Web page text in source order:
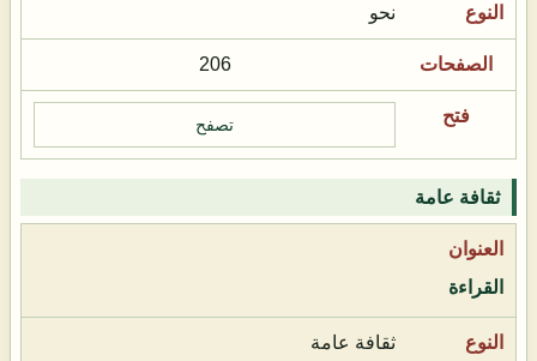
نحو
206
تصفح
ثقافة عامة
القراءة
ثقافة عامة